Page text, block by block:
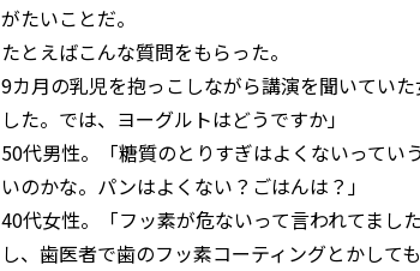
がたいことだ。
たとえばこんな質問をもらった。
9カ月の乳児を抱っこしながら講演を聞いてい
した。では、ヨーグルトはどうですか」
50代男性。「糖質のとりすぎはよくないって
いのかな。パンはよくない？ごはんは？」
40代女性。「フッ素が危ないって言われてまし
し、歯医者で歯のフッ素コーティングとかして